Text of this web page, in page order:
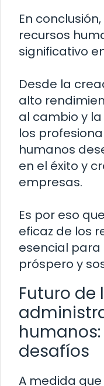
En
recursos
significativo
Desde la
alto
al cambio y
los
humanos
en el éxito y
empresas.
Es por eso
eficaz de los
esencial
próspero y
Futuro de
desafíos
A medida